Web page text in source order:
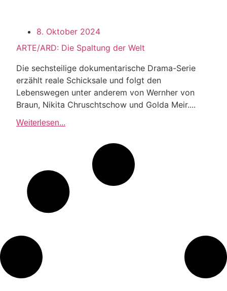
8. Oktober 2024
ARTE/ARD: Die Spaltung der Welt
Die sechsteilige dokumentarische Drama-Serie
erzählt reale Schicksale und folgt den
Lebenswegen unter anderem von Wernher von
Braun, Nikita Chruschtschow und Golda Meir....
Weiterlesen...